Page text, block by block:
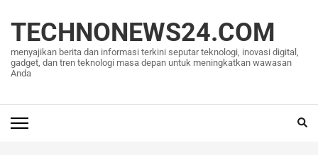
konten
(Tekan
Enter)
TECHNONEWS24.COM
menyajikan berita dan informasi terkini seputar teknologi, inovasi digital,
gadget, dan tren teknologi masa depan untuk meningkatkan wawasan
Anda